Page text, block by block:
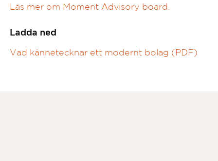
Läs mer om Moment Advisory board.
Ladda ned
Vad kännetecknar ett modernt bolag (PDF)